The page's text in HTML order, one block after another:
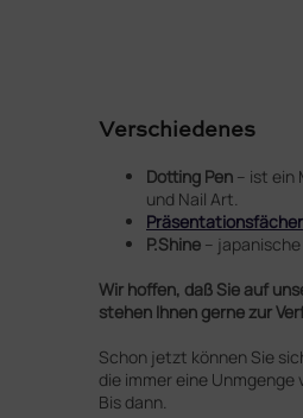
Verschiedenes
Dotting Pen – ist ein
und Nail Art.
Präsentationsfächer
P.Shine –
Wir hoffen, daß Sie auf
stehen Ihnen gerne zur
Schon jetzt können Sie
die immer eine Unmgenge
Bis dann.